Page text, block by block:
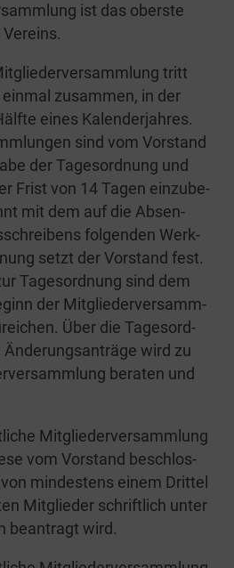
ist das obers­te
tritt
zusam­men, in der
eines Kalen­der­jah­res.
sind vom Vor­stand
der Tages­ord­nung und
Frist von 14 Tagen ein­zu­be­
mit dem auf die Absen­
fol­gen­den Werk­
setzt der Vor­stand fest.
Tages­ord­nung sind dem
der Mit­glie­der­ver­samm­
Über die Tages­ord­
wird zu
bera­ten und
Mit­glie­der­ver­samm­lung
vom Vor­stand beschlos­
min­des­tens einem Drit­tel
Mit­glie­der schrift­lich unter
bean­tragt wird.